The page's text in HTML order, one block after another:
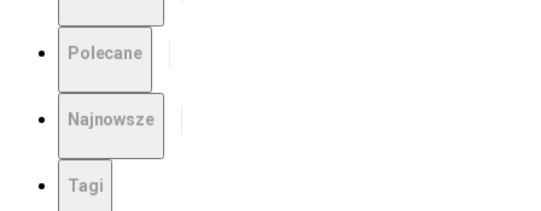
Polecane
Najnowsze
Tagi